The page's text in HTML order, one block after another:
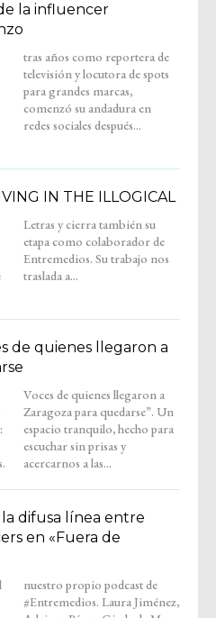
la influencer
redes sociales después...
IN THE ILLOGICAL
traslada a...
de quienes llegaron a
acercarnos a las...
difusa línea entre
en «Fuera de